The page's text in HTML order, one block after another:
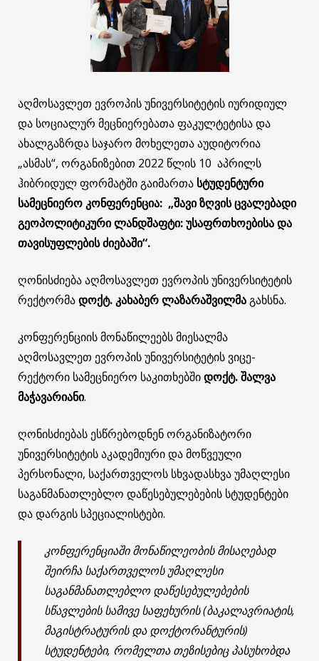
აღმოსავლეთ ევროპის უნივერსიტეტის იურიდიულ
და სოციალურ მეცნიერებათა ფაკულტეტისა და
ახალგაზრდა საჯარო მოხელეთა აუდიტორია
„ასმას“, ორგანიზებით 2022 წლის 10 აპრილს
ჰიბრიდულ ფორმატში გაიმართა სტუდენტური
სამეცნიერო კონფერენცია: „შავი ზღვის ცვალებადი
გეოპოლიტიკური ლანდშაფტი: უსაფრთხოებისა და
თავისუფლების ძიებაში“.
ღონისძიება აღმოსავლეთ ევროპის უნივერსიტეტის
რექტორმადოქტ. კახაბერ ლაზარაშვილმაგახსნა.
კონფერენციის მონაწილეებს მიესალმა
აღმოსავლეთ ევროპის უნივერსიტეტის ვიცე-
რექტორი სამეცნიერო საკითხებშიდოქტ. შალვა
მაჭავარიანი.
ღონისძიებას ესწრებოდნენ ორგანიზატორი
უნივერსიტეტის აკადემიური და მოწვეული
პერსონალი, საქართველოს სხვადასხვა უმაღლესი
საგანმანათლებლო დაწესებულებების სტუდენტები
და დარგის სპეციალისტები.
კონფერენციაში მონაწილეობის მისაღებად
შეირჩა საქართველოს უმაღლესი
საგანმანათლებლო დაწესებულებების
სწავლების სამივე საფეხურის (ბაკალავრიატის,
მაგისტრატურის და დოქტორანტურის)
სტუდენტები, რომელთა თეზისებიც პასუხობდა